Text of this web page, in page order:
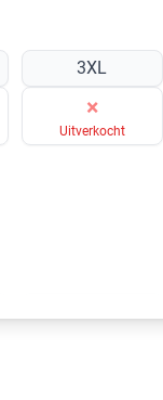
3XL
×
Uitverkocht